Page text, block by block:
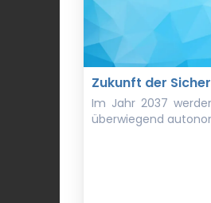
Zukunft der
Im Jahr 2037
überwiegend